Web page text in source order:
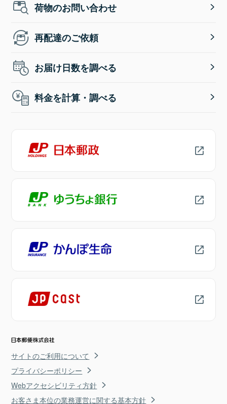
荷物のお問い合わせ
再配達のご依頼
お届け日数を調べる
料金を計算・調べる
サイトのご利用について
プライバシーポリシー
Webアクセシビリティ方針
お客さま本位の業務運営に関する基本方針